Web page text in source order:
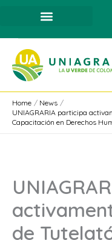
content
Home
News
UNIAGRARIA participa
Capacitación en Derechos
de